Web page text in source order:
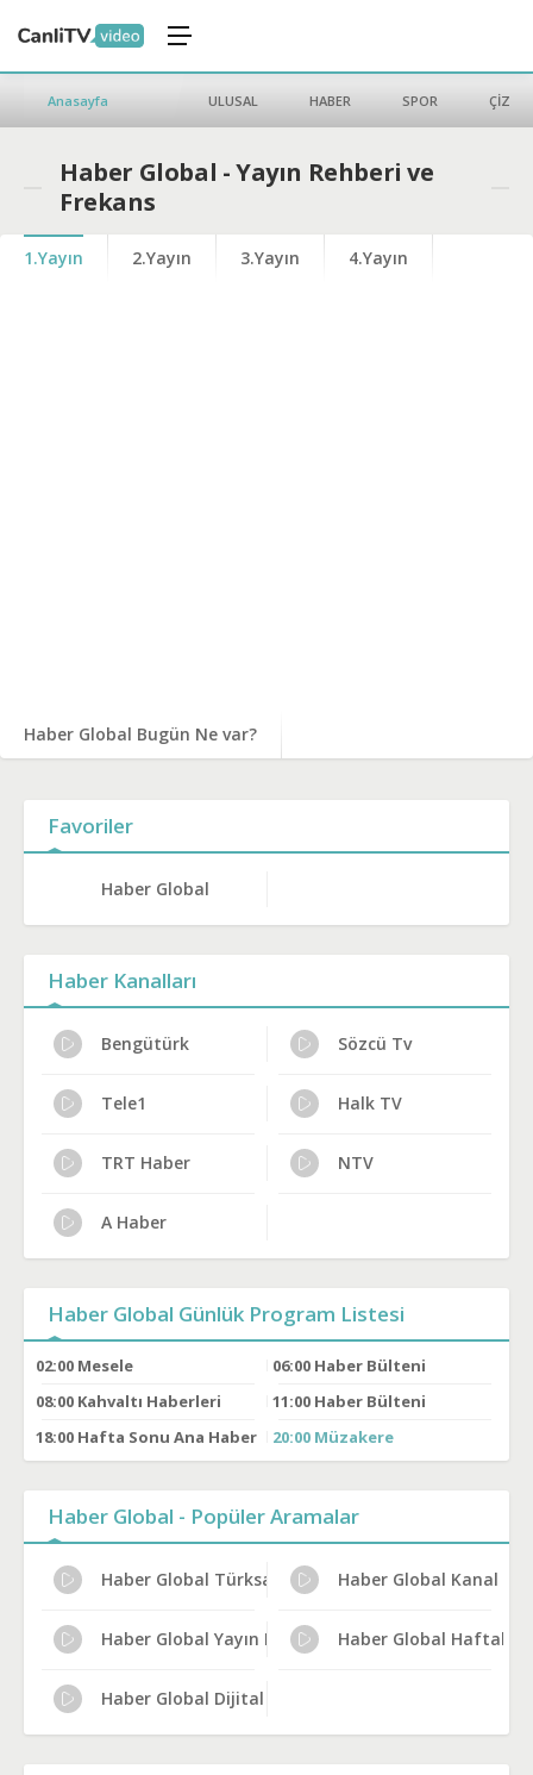
Anasayfa ULUSAL HABER SPOR ÇİZGİ
Haber Global - Yayın Rehberi ve
Frekans
1.Yayın 2.Yayın 3.Yayın 4.Yayın
Haber Global Bugün Ne var?
Favoriler
Haber Global
Haber Kanalları
Bengütürk Sözcü Tv
Tele1 Halk TV
TRT Haber NTV
A Haber
Haber Global Günlük Program Listesi
02:00 Mesele 06:00 Haber Bülteni
08:00 Kahvaltı Haberleri 11:00 Haber Bülteni
18:00 Hafta Sonu Ana Haber 20:00 Müzakere
Haber Global - Popüler Aramalar
Haber Global Türksat Frekans BilgileriHaber Global Kanal
Haber Global Yayın Rehberi Haber Global Haftalık
Haber Global Dijital Platform Kanal No